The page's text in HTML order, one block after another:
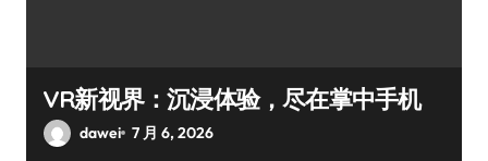
VR新视界：沉浸体验，尽在掌中手机
dawei 7 月 6, 2026